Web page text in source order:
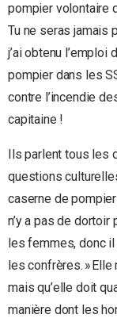
pompier volontaire
Tu ne seras jamais
j’ai obtenu
pompier dans les
contre l’incendie
capitaine !
Ils parlent tous
questions
caserne de
n’y a pas de
les femmes, donc
les confrères. »
mais qu’elle doit
manière dont les